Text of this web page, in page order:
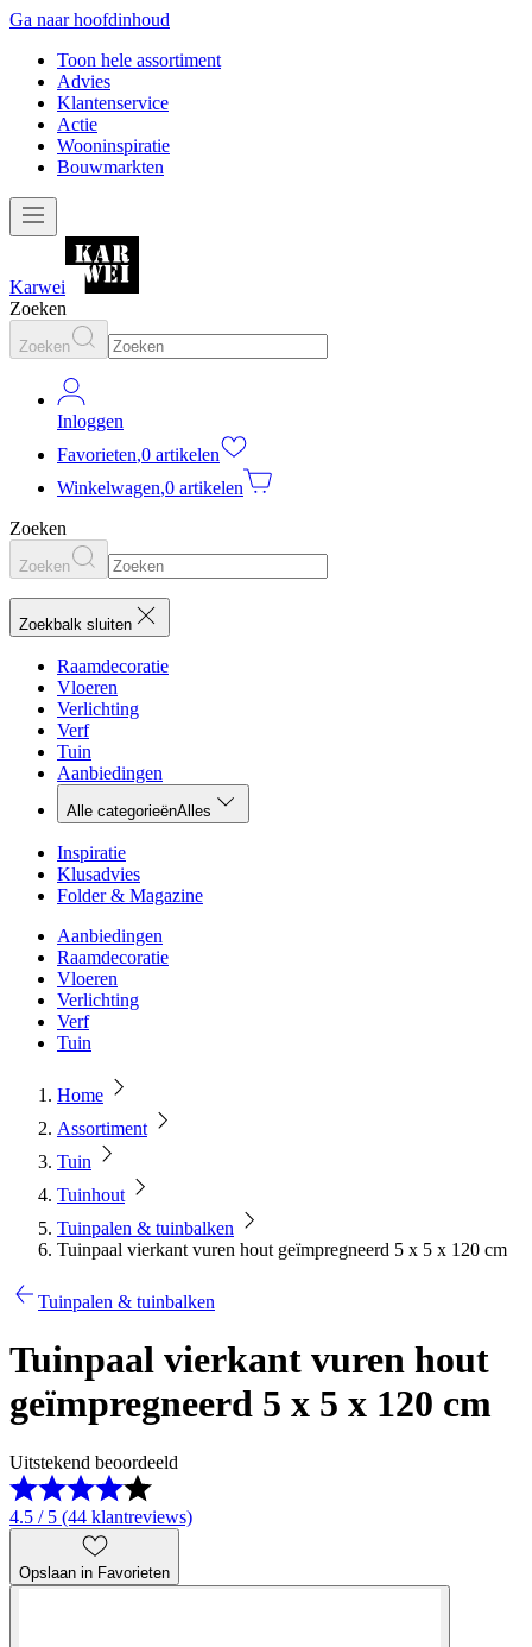
Ga naar hoofdinhoud
Toon hele assortiment
Advies
Klantenservice
Actie
Wooninspiratie
Bouwmarkten
Karwei
Zoeken
Zoeken
Inloggen
Favorieten,0 artikelen
Winkelwagen,0 artikelen
Zoeken
Zoeken
Zoekbalk sluiten
Raamdecoratie
Vloeren
Verlichting
Verf
Tuin
Aanbiedingen
Alle categorieënAlles
Inspiratie
Klusadvies
Folder & Magazine
Aanbiedingen
Raamdecoratie
Vloeren
Verlichting
Verf
Tuin
Home
Assortiment
Tuin
Tuinhout
Tuinpalen & tuinbalken
Tuinpaal vierkant vuren hout geïmpregneerd 5 x 5 x 120 cm
Tuinpalen & tuinbalken
Tuinpaal vierkant vuren hout
geïmpregneerd 5 x 5 x 120 cm
Uitstekend beoordeeld
4.5 / 5 (44 klantreviews)
Opslaan in Favorieten